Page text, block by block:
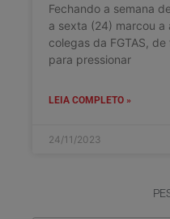
Fechando a semana
a sexta (24) marcou
colegas da FGTAS,
para pressionar
LEIA COMPLETO »
24/11/2023